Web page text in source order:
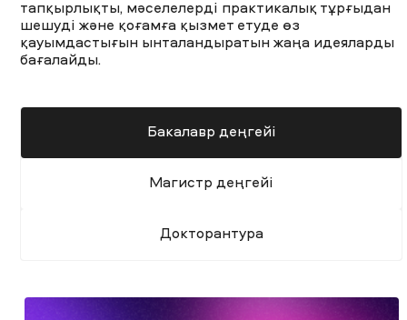
тапқырлықты, мәселелерді практикалық тұрғыдан
шешуді және қоғамға қызмет етуде өз
қауымдастығын ынталандыратын жаңа идеяларды
бағалайды.
Бакалавр деңгейі
Магистр деңгейі
Докторантура